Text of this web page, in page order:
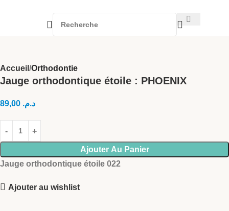
Accueil Orthodontie
Jauge orthodontique étoile : PHOENIX
د.م.
Ajouter Au Panier
Jauge orthodontique étoile 022
Ajouter au wishlist